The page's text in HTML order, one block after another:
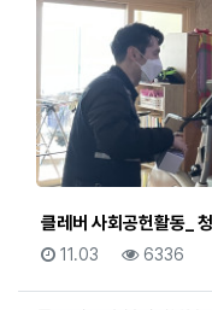
클레버 사회공헌활동_
등록일
11.03 조회
6336